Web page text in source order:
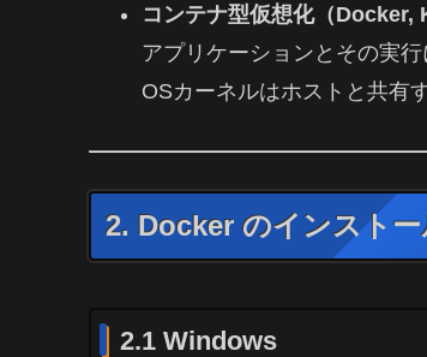
コンテナ型仮想化（Docker,
アプリケーションとその実
OSカーネルはホストと共有
2. Docker のインスト
2.1 Windows